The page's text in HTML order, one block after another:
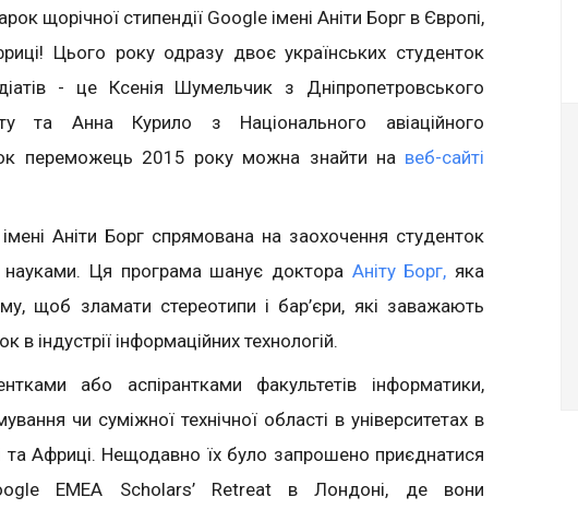
щорічної стипендії Google імені Аніти Борг в Європі,
Цього року одразу двоє українських студенток
- це Ксенія Шумельчик з Дніпропетровського
та Анна Курило з Національного авіаційного
переможець 2015 року можна знайти на веб-сайті
Аніти Борг спрямована на заохочення студенток
науками. Ця програма шанує доктора Аніту Борг, яка
щоб зламати стереотипи і бар’єри, які заважають
в індустрії інформаційних технологій.
або аспірантками факультетів інформатики,
чи суміжної технічної області в університетах в
та Африці. Нещодавно їх було запрошено приєднатися
EMEA Scholars’ Retreat в Лондоні, де вони